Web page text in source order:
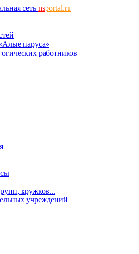
сеть nsportal.ru
паруса»
работников
кружков...
учреждений